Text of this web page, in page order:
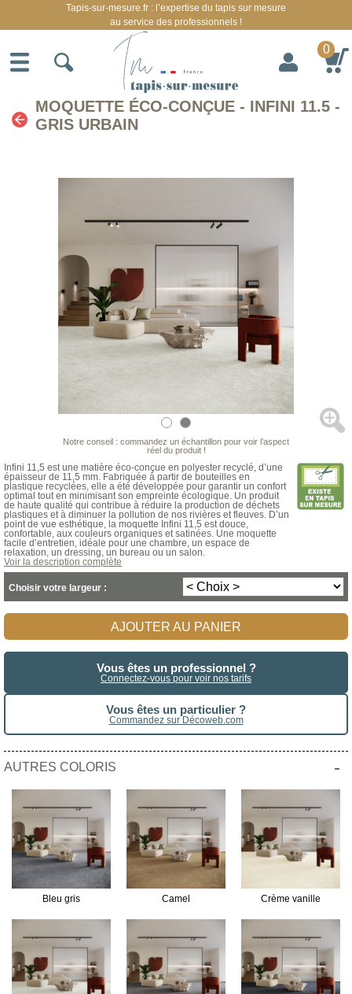
MOQUETTE ÉCO-CONÇUE - INFINI 11.5 -
GRIS URBAIN
Notre conseil : commandez un échantillon pour voir l’aspect
réel du produit !
Infini 11,5 est une matière éco-conçue en polyester recyclé, d’une
épaisseur de 11,5 mm. Fabriquée à partir de bouteilles en
plastique recyclées, elle a été développée pour garantir un confort
optimal tout en minimisant son empreinte écologique. Un produit
de haute qualité qui contribue à réduire la production de déchets
plastiques et à diminuer la pollution de nos rivières et fleuves. D’un
point de vue esthétique, la moquette Infini 11,5 est douce,
confortable, aux couleurs organiques et satinées. Une moquette
facile d’entretien, idéale pour une chambre, un espace de
relaxation, un dressing, un bureau ou un salon.
Voir la description complète
Choisir votre largeur :
AJOUTER AU PANIER
Vous êtes un professionnel ?
Connectez-vous pour voir nos tarifs
Vous êtes un particulier ?
Commandez sur Décoweb.com
AUTRES COLORIS -
Bleu gris Camel Crème vanille
Tapis-sur-mesure.fr : l’expertise du tapis sur mesure
au service des professionnels !
0